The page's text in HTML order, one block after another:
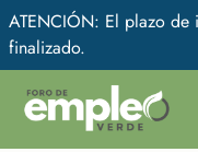
ATENCIÓN: El plazo de
finalizado.